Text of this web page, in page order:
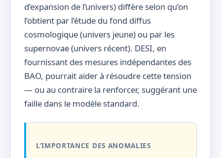
d’expansion de l’univers) diffère selon qu’on
l’obtient par l’étude du fond diffus
cosmologique (univers jeune) ou par les
supernovae (univers récent). DESI, en
fournissant des mesures indépendantes des
BAO, pourrait aider à résoudre cette tension
— ou au contraire la renforcer, suggérant une
faille dans le modèle standard.
L’IMPORTANCE DES ANOMALIES